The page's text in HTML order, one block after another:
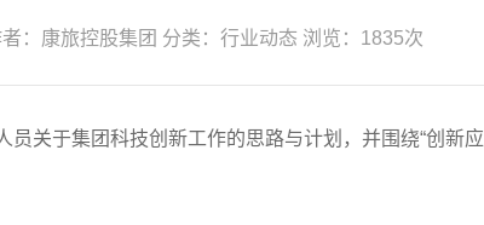
：康旅控股集团 分类：行业动态 浏览：1835次
关于集团科技创新工作的思路与计划，并围绕“创新